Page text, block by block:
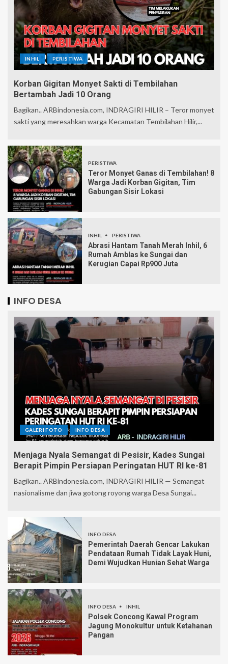
INHIL PERISTIWA
Korban Gigitan Monyet Sakti di Tembilahan
Bertambah Jadi 10 Orang
Bagikan.. ARBindonesia.com, INDRAGIRI HILIR – Teror monyet
sakti yang meresahkan warga Kecamatan Tembilahan Hilir,...
PERISTIWA
Teror Monyet Ganas di Tembilahan! 8
Warga Jadi Korban Gigitan, Tim
Gabungan Sisir Lokasi
INHIL PERISTIWA
Abrasi Hantam Tanah Merah Inhil, 6
Rumah Amblas ke Sungai dan
Kerugian Capai Rp900 Juta
INFO DESA
GALERI FOTO INFO DESA
Menjaga Nyala Semangat di Pesisir, Kades Sungai
Berapit Pimpin Persiapan Peringatan HUT RI ke-81
Bagikan.. ARBindonesia.com, INDRAGIRI HILIR — Semangat
nasionalisme dan jiwa gotong royong warga Desa Sungai...
INFO DESA
Pemerintah Daerah Gencar Lakukan
Pendataan Rumah Tidak Layak Huni,
Demi Wujudkan Hunian Sehat Warga
INFO DESA INHIL
Polsek Concong Kawal Program
Jagung Monokultur untuk Ketahanan
Pangan